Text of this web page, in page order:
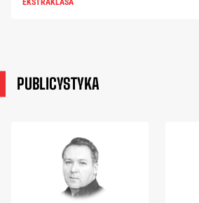
EKSTRAKLASA
PUBLICYSTYKA